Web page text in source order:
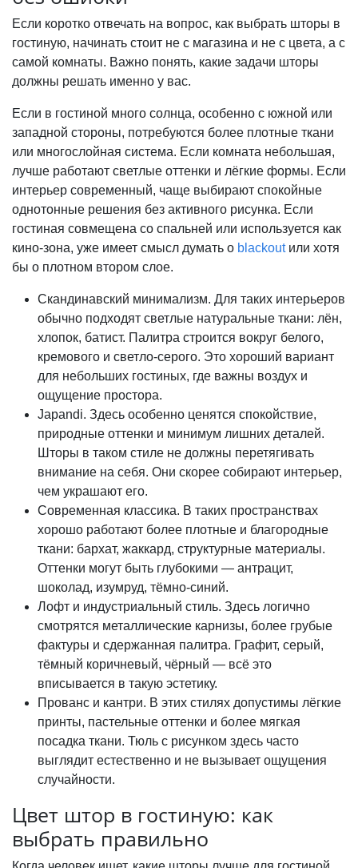
Если коротко отвечать на вопрос, как выбрать шторы в
гостиную, начинать стоит не с магазина и не с цвета, а с
самой комнаты. Важно понять, какие задачи шторы
должны решать именно у вас.
Если в гостиной много солнца, особенно с южной или
западной стороны, потребуются более плотные ткани
или многослойная система. Если комната небольшая,
лучше работают светлые оттенки и лёгкие формы. Если
интерьер современный, чаще выбирают спокойные
однотонные решения без активного рисунка. Если
гостиная совмещена со спальней или используется как
кино-зона, уже имеет смысл думать о blackoutили хотя
бы о плотном втором слое.
Скандинавский минимализм. Для таких интерьеров
обычно подходят светлые натуральные ткани: лён,
хлопок, батист. Палитра строится вокруг белого,
кремового и светло-серого. Это хороший вариант
для небольших гостиных, где важны воздух и
ощущение простора.
Japandi. Здесь особенно ценятся спокойствие,
природные оттенки и минимум лишних деталей.
Шторы в таком стиле не должны перетягивать
внимание на себя. Они скорее собирают интерьер,
чем украшают его.
Современная классика. В таких пространствах
хорошо работают более плотные и благородные
ткани: бархат, жаккард, структурные материалы.
Оттенки могут быть глубокими — антрацит,
шоколад, изумруд, тёмно-синий.
Лофт и индустриальный стиль. Здесь логично
смотрятся металлические карнизы, более грубые
фактуры и сдержанная палитра. Графит, серый,
тёмный коричневый, чёрный — всё это
вписывается в такую эстетику.
Прованс и кантри. В этих стилях допустимы лёгкие
принты, пастельные оттенки и более мягкая
посадка ткани. Тюль с рисунком здесь часто
выглядит естественно и не вызывает ощущения
случайности.
Цвет штор в гостиную: как
выбрать правильно